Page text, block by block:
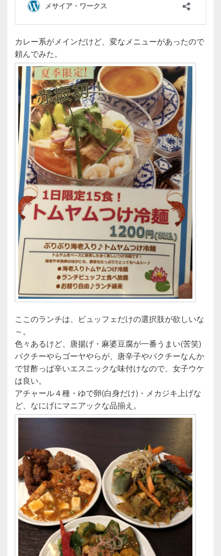
カレー系がメインだけど、変なメニューがあったので
頼んでみた。
ここのランチは、ビュッフェだけの選択肢が欲しいな
～。
色々あるけど、唐揚げ・麻婆豆腐が一番うまい(苦笑)
パクチーやらゴーヤやらが、唐辛子やパクチーなんか
で甘酢っぱ辛いエスニックな味付けなので、女子ウケ
は良い。
アチャール４種・ゆで卵(白身だけ)・メカジキ上げな
ど、なにげにマニアックな品揃え。